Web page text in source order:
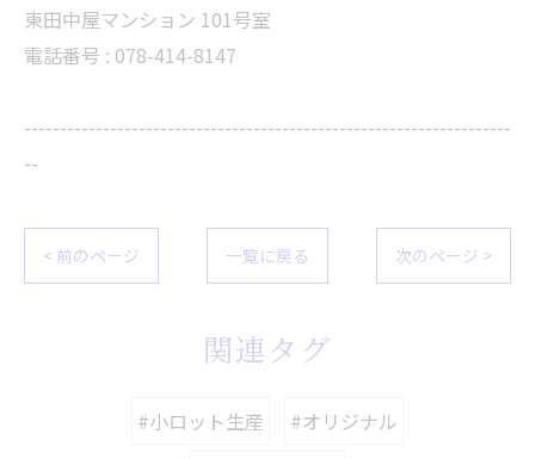
東田中屋マンション 101号室
電話番号 : 078-414-8147
--------------------------------------------------------------------
--
< 前のページ 一覧に戻る 次のページ >
関連タグ
#小ロット生産
#オリジナル